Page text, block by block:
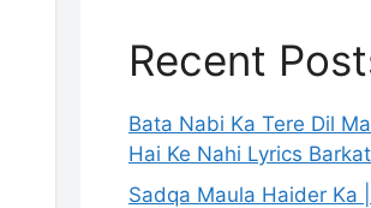
Recent
Bata Nabi Ka Tere Dil
Hai Ke Nahi Lyrics
Sadqa Maula Haider Ka